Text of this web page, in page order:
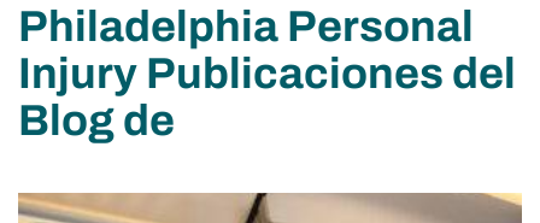
Philadelphia Personal
Injury Publicaciones del
Blog de